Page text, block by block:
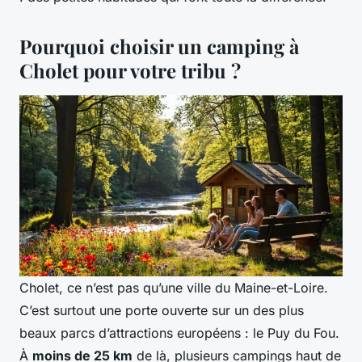
Pourquoi choisir un camping à
Cholet pour votre tribu ?
Cholet, ce n’est pas qu’une ville du Maine-et-Loire.
C’est surtout une porte ouverte sur un des plus
beaux parcs d’attractions européens : le Puy du Fou.
À moins de 25 km de là, plusieurs campings haut de